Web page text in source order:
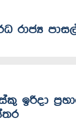
රාජ්‍ය
ඉරිදා